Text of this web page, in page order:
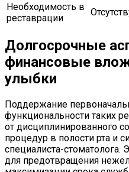
Необходимость в
реставрации
Долгосрочные
финансовые
улыбки
Поддержание
функциональности таких
от дисциплинированного
процедур в полости рта и
специалиста-
для предотвращения